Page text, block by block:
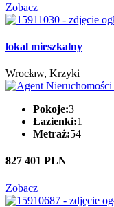
Zobacz
lokal mieszkalny
Wrocław, Krzyki
Pokoje:3
Łazienki:1
Metraż:54
827 401 PLN
Zobacz